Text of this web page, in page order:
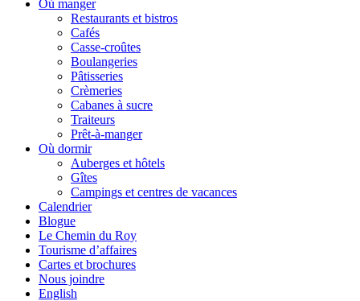
Où manger
Restaurants et bistros
Cafés
Casse-croûtes
Boulangeries
Pâtisseries
Crèmeries
Cabanes à sucre
Traiteurs
Prêt-à-manger
Où dormir
Auberges et hôtels
Gîtes
Campings et centres de vacances
Calendrier
Blogue
Le Chemin du Roy
Tourisme d’affaires
Cartes et brochures
Nous joindre
English